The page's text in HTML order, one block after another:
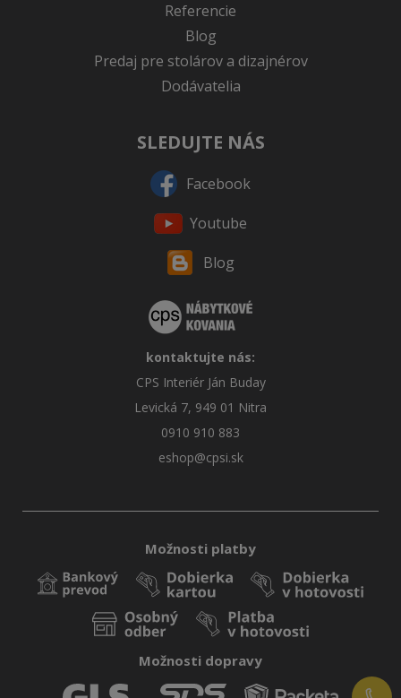
Referencie
Blog
Predaj pre stolárov a dizajnérov
Dodávatelia
SLEDUJTE NÁS
Facebook
Youtube
Blog
kontaktujte nás:
CPS Interiér Ján Buday
Levická 7, 949 01 Nitra
0910 910 883
eshop@cpsi.sk
Možnosti platby
Možnosti dopravy